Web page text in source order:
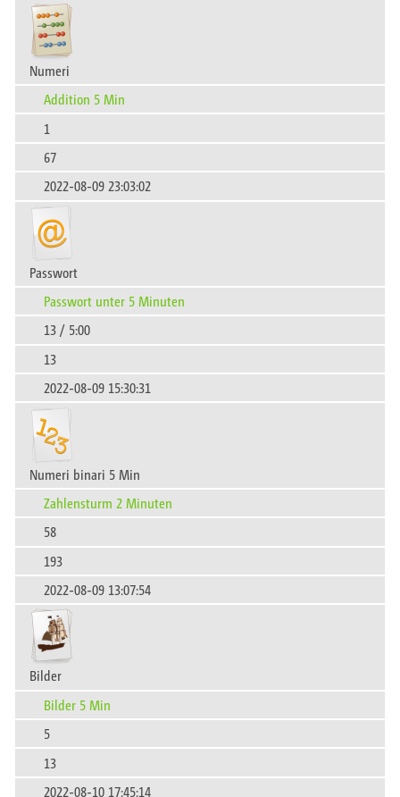
Numeri
Addition 5 Min
1
67
2022-08-09 23:03:02
Passwort
Passwort unter 5 Minuten
13 / 5:00
13
2022-08-09 15:30:31
Numeri binari 5 Min
Zahlensturm 2 Minuten
58
193
2022-08-09 13:07:54
Bilder
Bilder 5 Min
5
13
2022-08-10 17:45:14